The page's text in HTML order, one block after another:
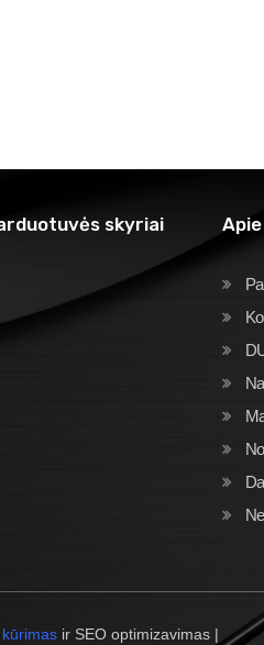
skyriai
ir SEO optimizavimas |